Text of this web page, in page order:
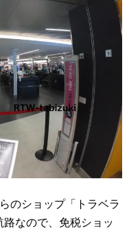
のショップ「トラベラ
なので、免税ショッ